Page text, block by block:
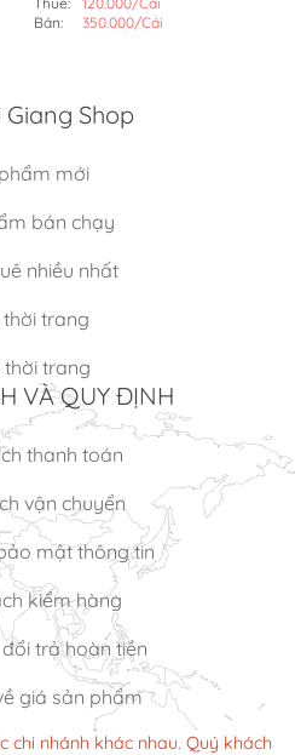
Bán:
350.000/Cái
Shop
mới
bán chạy
nhiều nhất
thời trang
thời trang
VÀ QUY ĐỊNH
thanh toán
vận chuyển
mật thông tin
kiểm hàng
trả hoàn tiền
giá sản phẩm
chi nhánh khác nhau. Quý khách